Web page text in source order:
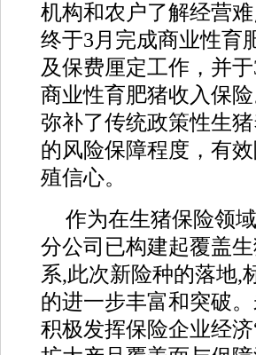
机构和农户了解经营
终于3月完成商业性育
及保费厘定工作，并
商业性育肥猪收入保
弥补了传统政策性生
的风险保障程度，有
殖信心。
作为在生猪保险领
分公司已构建起覆盖
系,此次新险种的落地,
的进一步丰富和突破
积极发挥保险企业经